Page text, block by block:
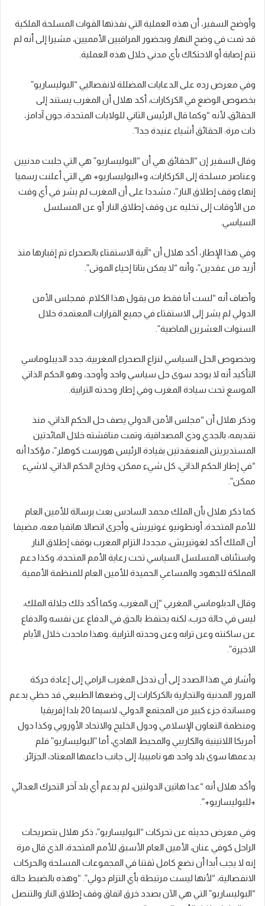
وأوضح السفير، أن هذه العملية التي نفذتها القوات المسلحة الملكية
قد تمت في وضح النهار وبحضور المراقبين الأمميين، مشيرا إلى أنه لم
تتم إصابة أو الاحتكاك بأي مدني خلال هذه العملية.
وفي معرض رده على الدعايات المضللة لانفصاليي “البوليساريو”
بخصوص الوضع في الكركارات، أكد هلال أن المغرب يستند إلى
الحقائق، لأنه “وكما قال الرئيس الثاني للولايات المتحدة، جون آدامز،
ذات مرة: الحقائق أشياء عنيدة جدا”.
وقال السفير إن “الحقائق هي أن “البوليساريو” هي التي جلبت مدنيين
وعناصر مسلحة إلى الكركارات، و+البوليساريو+ هي التي أعلنت رسميا
إنهاء وقف إطلاق النار”، مشددا على أن المغرب لم يشر في أي وقت
من الأوقات إلى تخليه عن وقف إطلاق النار أو عن المسلسل
السياسي.
وفي هذا الإطار، أكد هلال أن “آلية الاستفتاء بالصحراء تم إقبارها منذ
أزيد من عقدين”، وأنه “لا يمكن بتاتا إحياء الموتى”.
وأضاف أنه “لست أنا فقط من يقول هذا الكلام. فمجلس الأمن
الدولي لم يشر إلى الاستفتاء في جميع القرارات المعتمدة خلال
السنوات العشرين الماضية”.
وبخصوص الحل السياسي لنزاع الصحراء المغربية، جدد الديبلوماسي
التأكيد أنه لا يوجد سوى حل سياسي واحد وأوحد، وهو الحكم الذاتي
الموسع تحت سيادة المغرب وفي إطار وحدته الترابية.
وذكر هلال أن “مجلس الأمن الدولي يصف حل الحكم الذاتي، منذ
تقديمه، بالجدي وذي المصداقية، وتمت مناقشته خلال المائدتين
المستديريتن المنعقدتين بقيادة الرئيس هورست كوهلر”، مؤكدا أنه
“في إطار الحكم الذاتي، كل شيء ممكن، وخارج الحكم الذاتي، لاشيء
ممكن”.
كما ذكر هلال بأن الملك محمد السادس بعث برسالة للأمين العام
للأمم المتحدة، أونطونيو غوتيريش، وأجرى اتصالا هاتفيا معه، مضيفا
أن الملك أكد لغوتيريش، مجددا، التزام المغرب بوقف إطلاق النار
واستئناف المسلسل السياسي تحت رعاية الأمم المتحدة، وكذا دعم
المملكة للجهود والمساعي الحميدة للأمين العام للمنظمة الأممية.
وقال الدبلوماسي المغربي “إن المغرب، وكما أكد ذلك جلالة الملك،
ليس في حالة حرب، لكنه يحتفظ بالحق في الدفاع عن نفسه والدفاع
عن ساكنته وعن ترابه وعن وحدته الترابية. وهذا ماحدث خلال الأيام
الاخيرة”.
وأشار في هذا الصدد إلى أن تدخل المغرب الرامي إلى إعادة حركة
المرور المدنية والتجارية بالكركارات إلى وضعها الطبيعي قد حظي بدعم
ومساندة جزء كبير من المجتمع الدولي، لاسيما 20 بلدا إفريقيا
ومنظمة التعاون الإسلامي ودول الخليج والاتحاد الأوروبي وكذا دول
أمريكا اللاتينية والكاريبي والمحيط الهادي، أما ”البوليساريو” فلم
يدعمها سوى بلد واحد هو ناميبيا، إلى جانب داعمها المعتاد، الجزائر.
وأكد هلال أنه “عدا هاتين الدولتين، لم يدعم أي بلد آخر التحرك العدائي
+للبوليساريو+”.
وفي معرض حديثه عن تحركات “البوليساريو”، ذكر هلال بتصريحات
الراحل كوفي عنان، الأمين العام الأسبق للأمم المتحدة، الذي قال مرة
إنه لا يجب أبدا أن نضع كامل ثقتنا في المجموعات المسلحة والحركات
الانفصالية، “لأنها ليست مرتبطة بأي التزام دولي”. “وهذه بالضبط حالة
“البوليساريو” التي هي الآن بصدد خرق اتفاق وقف إطلاق النار والتنصل